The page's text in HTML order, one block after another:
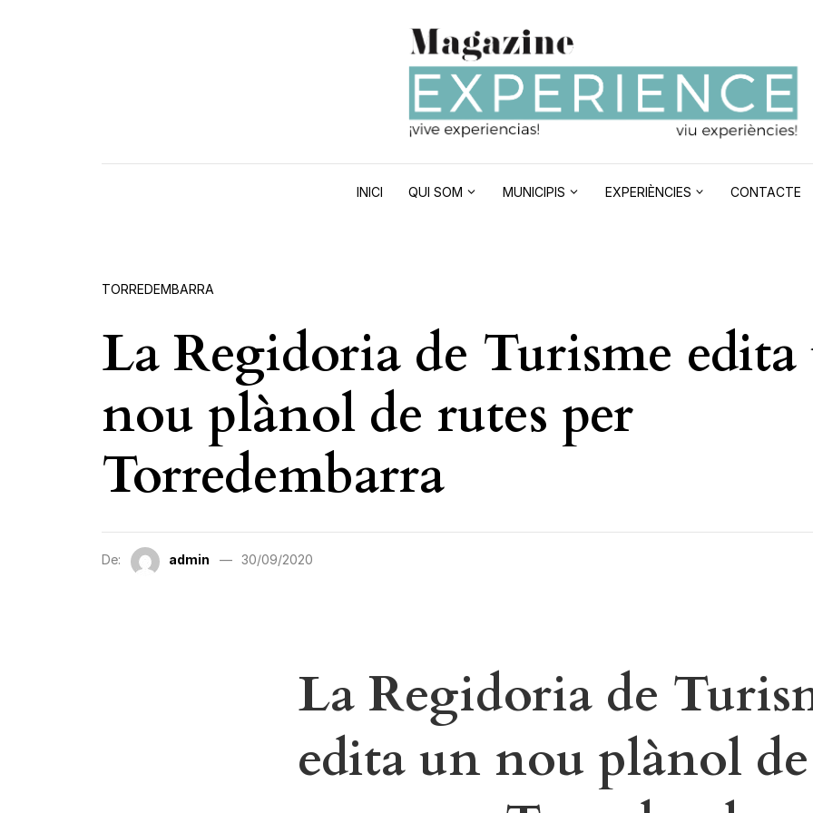
INICI QUI SOM MUNICIPIS EXPERIÈNCIES CONTACTE
TORREDEMBARRA
La Regidoria de Turisme
nou plànol de rutes per
Torredembarra
De: admin 30/09/2020
La Regidoria de
edita un nou plànol de